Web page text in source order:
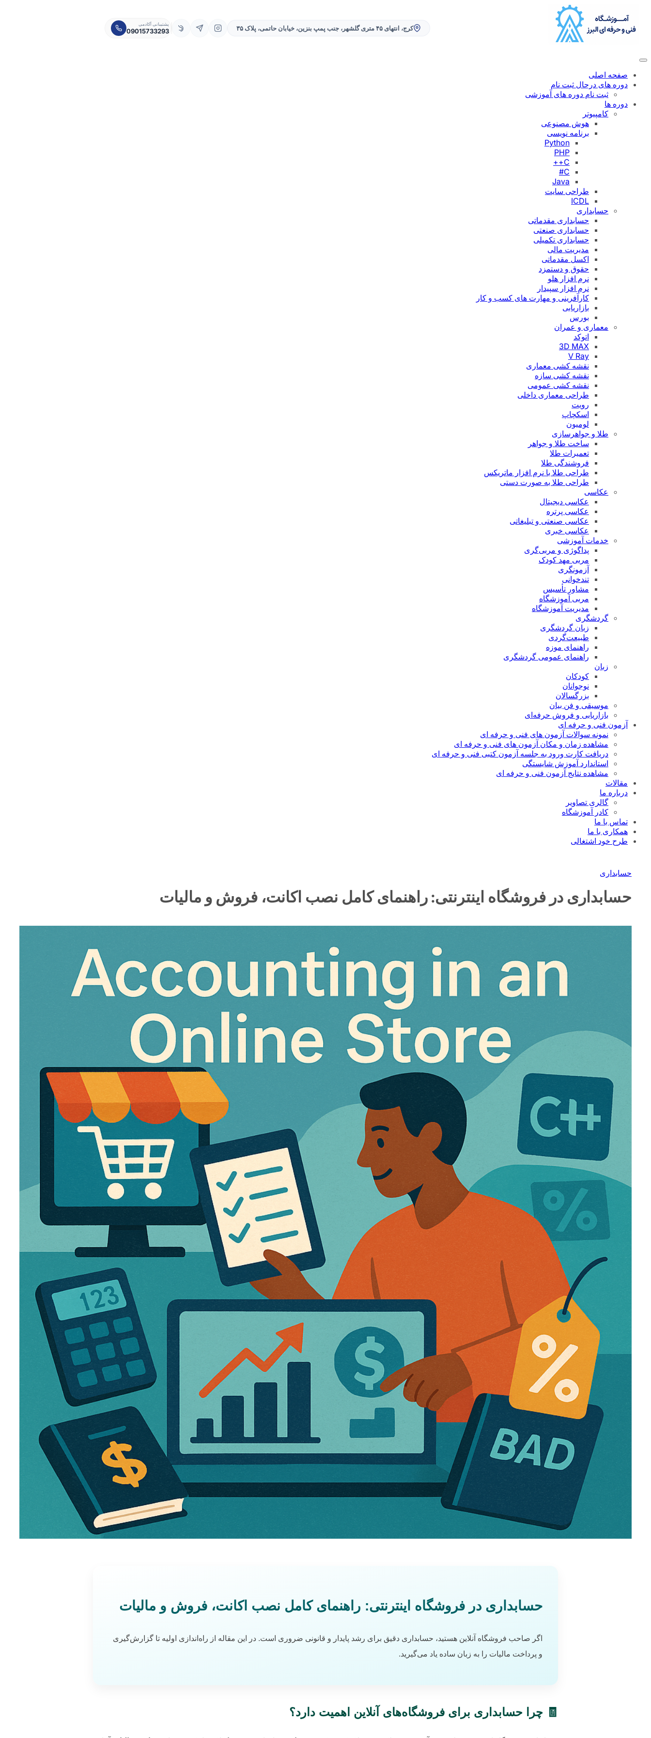
محتوا
کرج، انتهای ۴۵ متری گلشهر، جنب پمپ بنزین، خیابان حاتمی، پلاک ۳۵
پشتیبانی آکادمی
09015733293
صفحه اصلی
دوره های درحال ثبت نام
ثبت نام دوره های آموزشی
دوره ها
کامپیوتر
هوش مصنوعی
برنامه نویسی
Python
PHP
C++
C#
Java
طراحی سایت
ICDL
حسابداری
حسابداری مقدماتی
حسابداری صنعتی
حسابداری تکمیلی
مدیریت مالی
اکسل مقدماتی
حقوق و دستمزد
نرم افزار هلو
نرم افزار سپیدار
کارآفرینی و مهارت های کسب و کار
بازاریابی
بورس
معماری و عمران
اتوکد
3D MAX
V Ray
نقشه کشی معماری
نقشه کشی سازه
نقشه کشی عمومی
طراحی معماری داخلی
رویت
اسکچاپ
لومیون
طلا و جواهرسازی
ساخت طلا و جواهر
تعمیرات طلا
فروشندگی طلا
طراحی طلا با نرم افزار ماتریکس
طراحی طلا به صورت دستی
عکاسی
عکاسی دیجیتال
عکاسی پرتره
عکاسی صنعتی و تبلیغاتی
عکاسی خبری
خدمات آموزشی
پداگوژی و مربی‌گری
مربی مهد کودک
آزمونگری
تندخوانی
مشاور تأسیس
مربی آموزشگاه
مدیریت آموزشگاه
گردشگری
زبان گردشگری
طبیعت‌گردی
راهنمای موزه
راهنمای عمومی گردشگری
زبان
کودکان
نوجوانان
بزرگسالان
موسیقی و فن بیان
بازاریابی و فروش حرفه‌ای
آزمون فنی و حرفه ای
نمونه سوالات آزمون های فنی و حرفه ای
مشاهده زمان و مکان آزمون های فنی و حرفه ای
دریافت کارت ورود به جلسه آزمون کتبی فنی و حرفه ای
استاندارد آموزش شایستگی
مشاهده نتایج آزمون فنی و حرفه ای
مقالات
درباره ما
گالری تصاویر
کادر آموزشگاه
تماس با ما
همکاری با ما
طرح خود اشتغالی
حسابداری
حسابداری در فروشگاه اینترنتی: راهنمای کامل نصب اکانت، فروش و مالیات
حسابداری در فروشگاه اینترنتی: راهنمای کامل نصب اکانت، فروش و مالیات
اگر صاحب فروشگاه آنلاین هستید، حسابداری دقیق برای رشد پایدار و قانونی ضروری است. در این مقاله از راه‌اندازی اولیه تا گزارش‌گیری
و پرداخت مالیات را به زبان ساده یاد می‌گیرید.
🧾 چرا حسابداری برای فروشگاه‌های آنلاین اهمیت دارد؟